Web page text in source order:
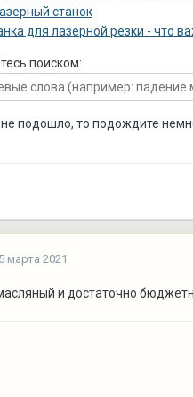
станок
для лазерной резки - что
поиском:
подошло, то подождите
марта 2021
и достаточно